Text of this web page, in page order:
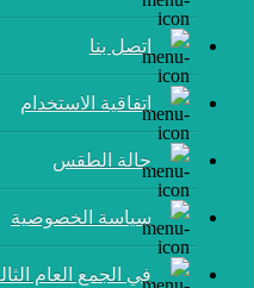
إتصل بنا
اتفاقية الاستخدام
حالة الطقس
سياسة الخصوصية